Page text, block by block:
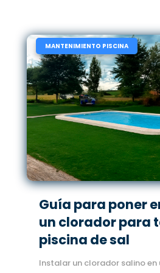
Guía para poner
un clorador para
piscina de sal
| MANTENIMIENTO PISCINA
Instalar un clorador salino en